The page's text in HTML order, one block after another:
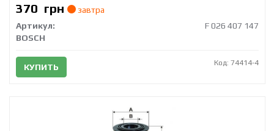
370 грн
завтра
Артикул:
F 026 407 147
BOSCH
КУПИТЬ Код: 74414-4